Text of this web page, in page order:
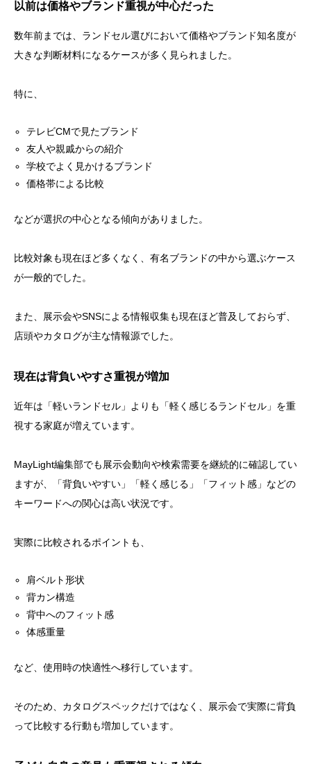
以前は価格やブランド重視が中心だった
数年前までは、ランドセル選びにおいて価格やブランド知名度が
大きな判断材料になるケースが多く見られました。
特に、
テレビCMで見たブランド
友人や親戚からの紹介
学校でよく見かけるブランド
価格帯による比較
などが選択の中心となる傾向がありました。
比較対象も現在ほど多くなく、有名ブランドの中から選ぶケース
が一般的でした。
また、展示会やSNSによる情報収集も現在ほど普及しておらず、
店頭やカタログが主な情報源でした。
現在は背負いやすさ重視が増加
近年は「軽いランドセル」よりも「軽く感じるランドセル」を重
視する家庭が増えています。
MayLight編集部でも展示会動向や検索需要を継続的に確認してい
ますが、「背負いやすい」「軽く感じる」「フィット感」などの
キーワードへの関心は高い状況です。
実際に比較されるポイントも、
肩ベルト形状
背カン構造
背中へのフィット感
体感重量
など、使用時の快適性へ移行しています。
そのため、カタログスペックだけではなく、展示会で実際に背負
って比較する行動も増加しています。